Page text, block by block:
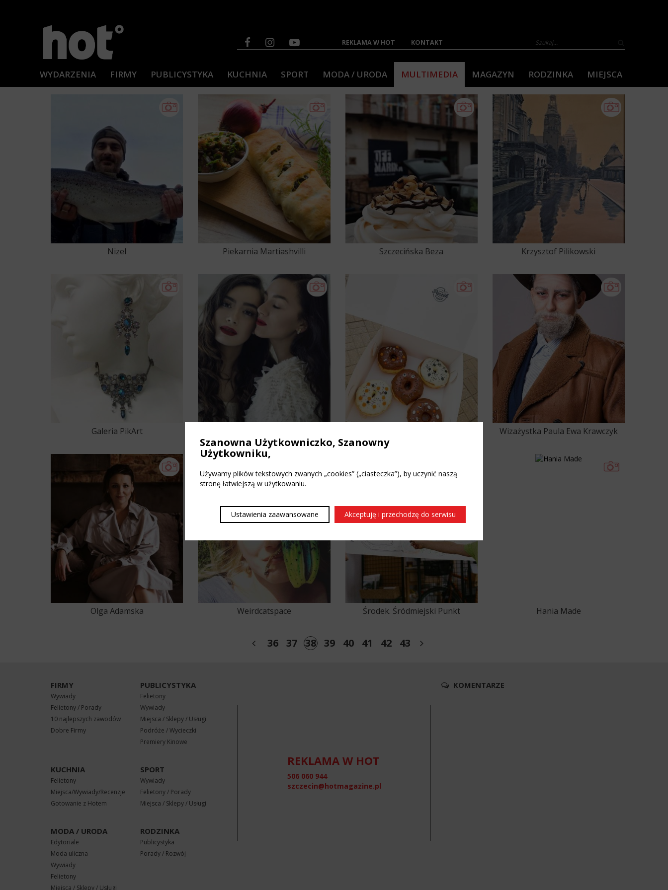
REKLAMA W HOT KONTAKT
WYDARZENIA FIRMY PUBLICYSTYKA KUCHNIA SPORT MODA / URODA MULTIMEDIA MAGAZYN RODZINKA MIEJSCA
Nizel Piekarnia Martiashvilli Szczecińska Beza Krzysztof Pilikowski
Galeria PikArt
Jaklewicz
Wizażystka Paula Ewa Krawczyk
Olga Adamska Weirdcatspace
Środek. Śródmiejski Punkt
Hania Made
35 36 37 38 39 40 41 42 43 44
FIRMY
Wywiady
Felietony / Porady
10 najlepszych zawodów
Dobre Firmy
PUBLICYSTYKA
Felietony
Wywiady
Miejsca / Sklepy / Usługi
Podróże / Wycieczki
Premiery Kinowe
KUCHNIA
Felietony
Miejsca/Wywiady/Recenzje
Gotowanie z Hotem
SPORT
Wywiady
Felietony / Porady
Miejsca / Sklepy / Usługi
MODA / URODA
Edytoriale
Moda uliczna
Wywiady
Felietony
Miejsca / Sklepy / Usługi
RODZINKA
Publicystyka
Porady / Rozwój
REKLAMA W HOT
506 060 944
szczecin@hotmagazine.pl
KOMENTARZE
Szanowna Użytkowniczko, Szanowny
Użytkowniku,
Używamy plików tekstowych zwanych „cookies” („ciasteczka”), by uczynić naszą
stronę łatwiejszą w użytkowaniu.
Ustawienia zaawansowane Akceptuję i przechodzę do serwisu